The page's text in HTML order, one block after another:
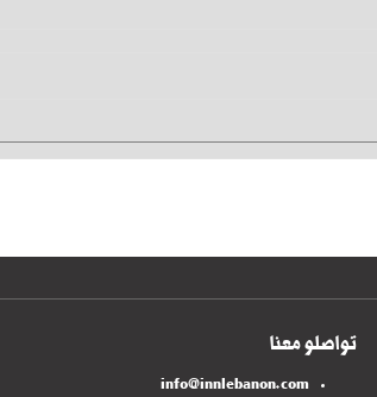
تواصلو معنا
info@innlebanon.com